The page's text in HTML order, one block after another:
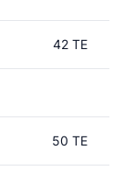
42 TE
50 TE